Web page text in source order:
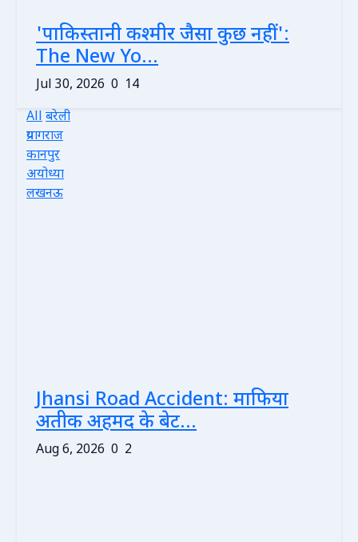
'पाकिस्तानी कश्मीर जैसा कुछ नहीं':
The New Yo...
Jul 30, 2026 0 14
Allबरेली
प्रयागराज
कानपुर
अयोध्या
लखनऊ
Jhansi Road Accident: माफिया
अतीक अहमद के बेट...
Aug 6, 2026 0 2